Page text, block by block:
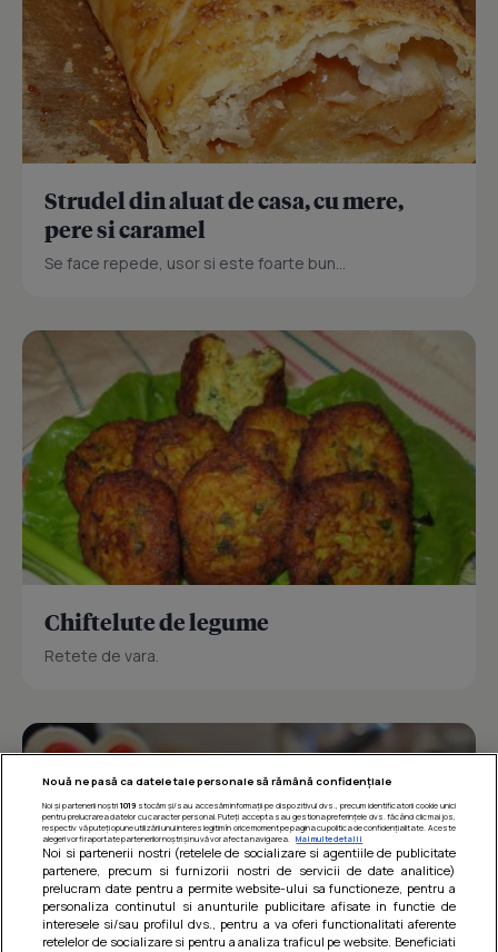
Strudel din aluat de casa, cu mere,
pere si caramel
Se face repede, usor si este foarte bun...
Chiftelute de legume
Retete de vara.
Nouă ne pasă ca datele tale personale să rămână confidențiale
Noi și partenerii noștri 1019stocăm și/sau accesăm informații pe dispozitivul dvs., precum identificatorii cookie unici
pentru prelucrarea datelor cu caracter personal. Puteți accepta sau gestiona preferințele dvs. făcând clic mai jos,
respectiv vă puteți opune utilizării unui interes legitim în orice moment pe pagina cu politica de confidențialitate. Aceste
alegeri vor fi raportate partenerilor noștri și nu vă vor afecta navigarea.
Mai multe detalii
Noi si partenerii nostri (retelele de socializare si agentiile de publicitate
partenere, precum si furnizorii nostri de servicii de date analitice)
prelucram date pentru a permite website-ului sa functioneze, pentru a
personaliza continutul si anunturile publicitare afisate in functie de
interesele si/sau profilul dvs., pentru a va oferi functionalitati aferente
retelelor de socializare si pentru a analiza traficul pe website. Beneficiati